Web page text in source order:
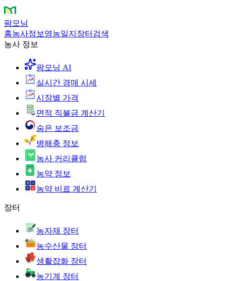
팜모닝
홈농사정보 영농일지 장터 검색
농사 정보
팜모닝 AI
실시간 경매 시세
시장별 가격
면적 직불금 계산기
숨은 보조금
병해충 정보
농사 커리큘럼
농약 정보
농약 비료 계산기
장터
농자재 장터
농수산물 장터
생활잡화 장터
농기계 장터